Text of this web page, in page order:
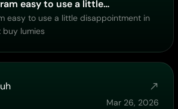
easy to use a little…
easy to use a little disappointment in
buy lumies
Mar 26, 2026